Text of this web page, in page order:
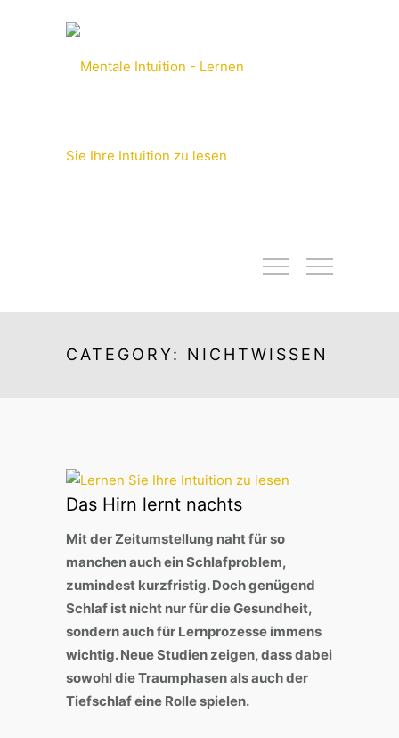
CATEGORY: NICHTWISSEN
Das Hirn lernt nachts
Mit der Zeitumstellung naht für so
manchen auch ein Schlafproblem,
zumindest kurzfristig. Doch genügend
Schlaf ist nicht nur für die Gesundheit,
sondern auch für Lernprozesse immens
wichtig. Neue Studien zeigen, dass dabei
sowohl die Traumphasen als auch der
Tiefschlaf eine Rolle spielen.